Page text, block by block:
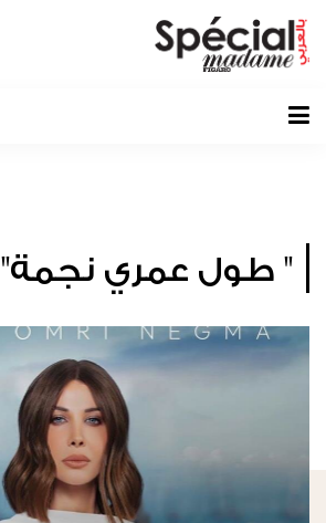
" طول عمري نجمة"